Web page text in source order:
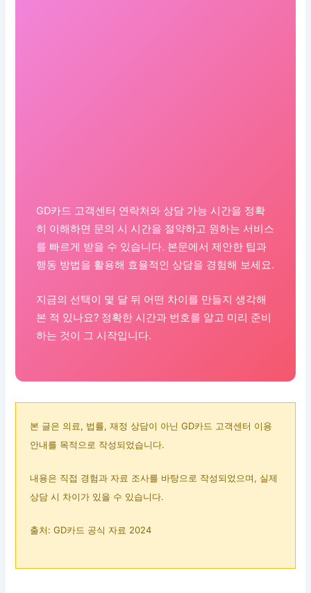
GD카드 고객센터 연락처와 상담 가능 시간을 정확
히 이해하면 문의 시 시간을 절약하고 원하는 서비스
를 빠르게 받을 수 있습니다. 본문에서 제안한 팁과
행동 방법을 활용해 효율적인 상담을 경험해 보세요.
지금의 선택이 몇 달 뒤 어떤 차이를 만들지 생각해
본 적 있나요? 정확한 시간과 번호를 알고 미리 준비
하는 것이 그 시작입니다.
본 글은 의료, 법률, 재정 상담이 아닌 GD카드 고객센터 이용
안내를 목적으로 작성되었습니다.
내용은 직접 경험과 자료 조사를 바탕으로 작성되었으며, 실제
상담 시 차이가 있을 수 있습니다.
출처: GD카드 공식 자료 2024